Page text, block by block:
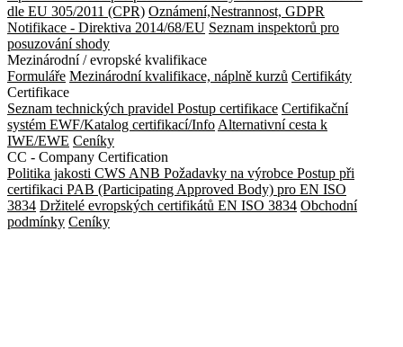
dle EU 305/2011 (CPR) Oznámení,Nestrannost, GDPR
Notifikace - Direktiva 2014/68/EU Seznam inspektorů pro
posuzování shody
Mezinárodní / evropské kvalifikace
Formuláře Mezinárodní kvalifikace, náplně kurzů Certifikáty
Certifikace
Seznam technických pravidel Postup certifikace Certifikační
systém EWF/Katalog certifikací/Info Alternativní cesta k
IWE/EWE Ceníky
CC - Company Certification
Politika jakosti CWS ANB Požadavky na výrobce Postup při
certifikaci PAB (Participating Approved Body) pro EN ISO
3834 Držitelé evropských certifikátů EN ISO 3834 Obchodní
podmínky Ceníky